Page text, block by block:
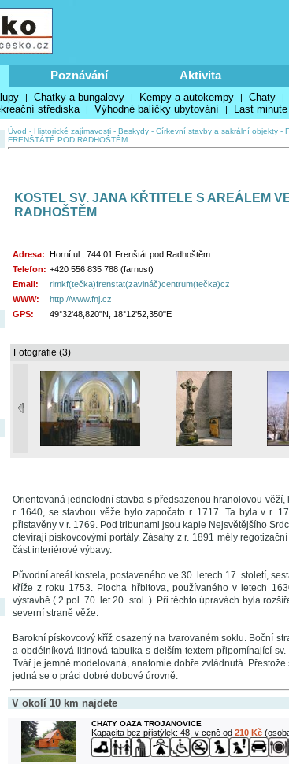
Poznávání Aktivita
| Chatky a bungalovy | Kempy a autokempy | Chaty |
střediska | Výhodné balíčky ubytování | Last minute
Úvod - Historické zajímavosti- Beskydy- Církevní stavby a sakrální objekty-
FRENŠTÁTĚ POD RADHOŠTĚM
KOSTEL SV. JANA KŘTITELE S AREÁLEM
RADHOŠTĚM
Adresa: Horní ul., 744 01 Frenštát pod Radhoštěm
Telefon: +420 556 835 788 (farnost)
Email:
rimkf(tečka)frenstat(zavináč)centrum(tečka)cz
WWW:
http://www.fnj.cz
GPS:
49°32'48,820"N, 18°12'52,350"E
Fotografie (3)
Orientovaná jednolodní stavba s předsazenou hranolovou
r. 1640, se stavbou věže bylo započato r. 1717. Ta byla v r.
přistavěny v r. 1769. Pod tribunami jsou kaple Nejsvětějšího
otevírají pískovcovými portály. Zásahy z r. 1891 měly
část interiérové výbavy.
Původní areál kostela, postaveného ve 30. letech 17. století,
kříže z roku 1753. Plocha hřbitova, používaného v letech
výstavbě ( 2.pol. 70. let 20. stol. ). Při těchto úpravách byla
severní straně věže.
Barokní pískovcový kříž osazený na tvarovaném soklu. Boční
a obdélníková litinová tabulka s delším textem připomínající
Tvář je jemně modelovaná, anatomie dobře zvládnutá.
jedná se o práci dobré dobové úrovně.
V okolí 10 km najdete
CHATY OAZA TROJANOVICE
Kapacita bez přistýlek: 48, v ceně od 210 Kč